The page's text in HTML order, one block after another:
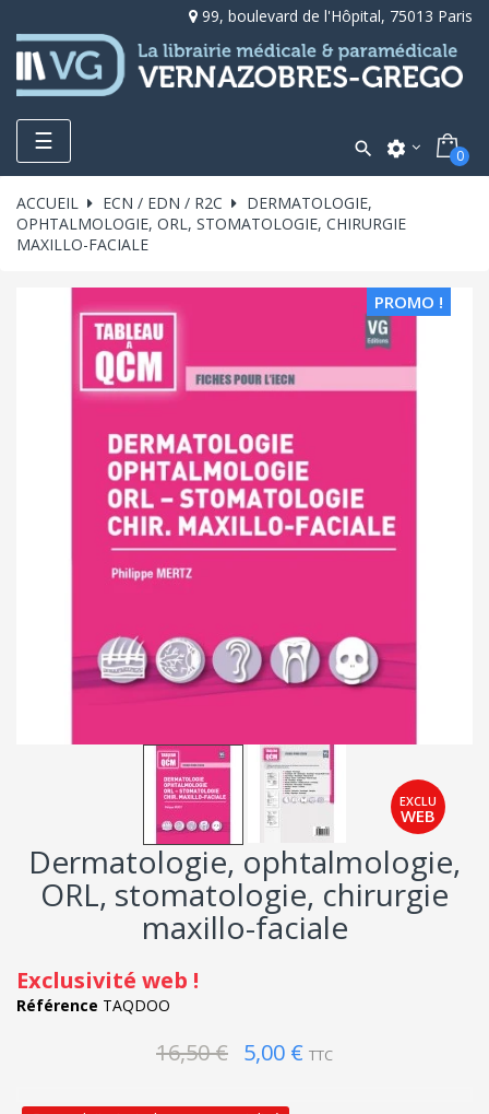
99, boulevard de l'Hôpital, 75013 Paris
Toggle
navigation
☰  settings 0
ACCUEIL ECN / EDN / R2C
DERMATOLOGIE,
OPHTALMOLOGIE, ORL, STOMATOLOGIE, CHIRURGIE
MAXILLO-FACIALE
PROMO !
Dermatologie, ophtalmologie,
ORL, stomatologie, chirurgie
maxillo-faciale
Exclusivité web !
Référence TAQDOO
16,50 € 5,00 € TTC